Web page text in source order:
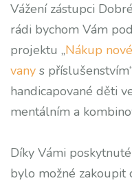
Vážení zástupci
rádi bychom Vám
projektu „Nákup
vany s
handicapované děti
mentálním a
Díky Vámi
bylo možné zakoupit